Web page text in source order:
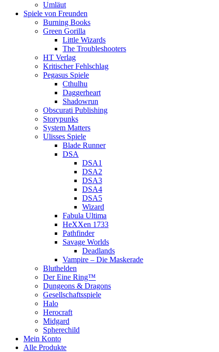
Umläut
Spiele von Freunden
Burning Books
Green Gorilla
Little Wizards
The Troubleshooters
HT Verlag
Kritischer Fehlschlag
Pegasus Spiele
Cthulhu
Daggerheart
Shadowrun
Obscurati Publishing
Storypunks
System Matters
Ulisses Spiele
Blade Runner
DSA
DSA1
DSA2
DSA3
DSA4
DSA5
Wizard
Fabula Ultima
HeXXen 1733
Pathfinder
Savage Worlds
Deadlands
Vampire – Die Maskerade
Bluthelden
Der Eine Ring™
Dungeons & Dragons
Gesellschaftsspiele
Halo
Herocraft
Midgard
Spherechild
Mein Konto
Alle Produkte